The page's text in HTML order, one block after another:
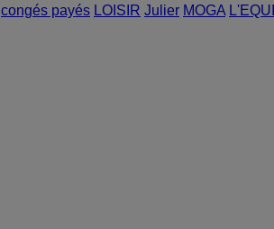
congés payés LOISIR Julier MOGA